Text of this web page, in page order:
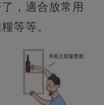
，適合放常用
等等。